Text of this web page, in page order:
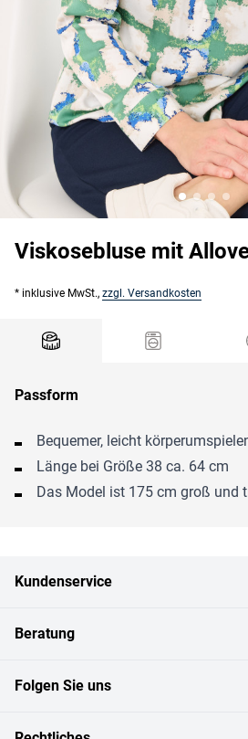
Viskosebluse mit
* inklusive MwSt., zzgl. Versandkosten
Passform
Bequemer, leicht
Länge bei Größe 38 ca. 64 cm
Das Model ist 175 cm groß und
Kundenservice
Beratung
Folgen Sie uns